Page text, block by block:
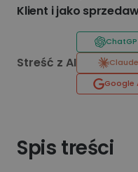
Klient i jako
Streść z AI
Claude
Google
Spis treści